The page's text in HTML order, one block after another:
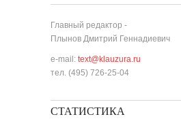
Главный редактор -
Плынов Дмитрий Геннадиевич
e-mail: text@klauzura.ru
тел. (495) 726-25-04
СТАТИСТИКА